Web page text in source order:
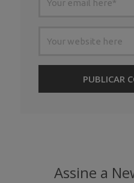
Assine a